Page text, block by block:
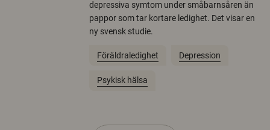
depressiva symtom under småbarnsåren än
pappor som tar kortare ledighet. Det visar en
ny svensk studie.
Föräldraledighet Depression
Psykisk hälsa